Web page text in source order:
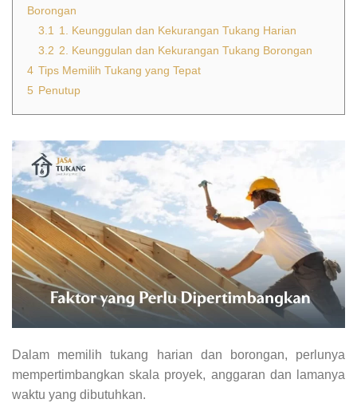
Borongan
3.1 1. Keunggulan dan Kekurangan Tukang Harian
3.2 2. Keunggulan dan Kekurangan Tukang Borongan
4 Tips Memilih Tukang yang Tepat
5 Penutup
Dalam memilih tukang harian dan borongan, perlunya
mempertimbangkan skala proyek, anggaran dan lamanya
waktu yang dibutuhkan.